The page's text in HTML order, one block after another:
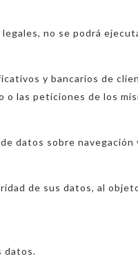
no se podrá
y bancarios de
las peticiones de los
datos sobre
de sus datos, al
datos.